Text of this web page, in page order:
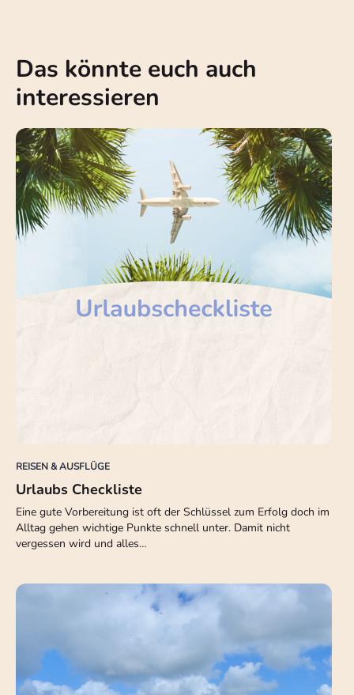
Das könnte euch auch
interessieren
REISEN & AUSFLÜGE
Urlaubs Checkliste
Eine gute Vorbereitung ist oft der Schlüssel zum Erfolg doch im
Alltag gehen wichtige Punkte schnell unter. Damit nicht
vergessen wird und alles…